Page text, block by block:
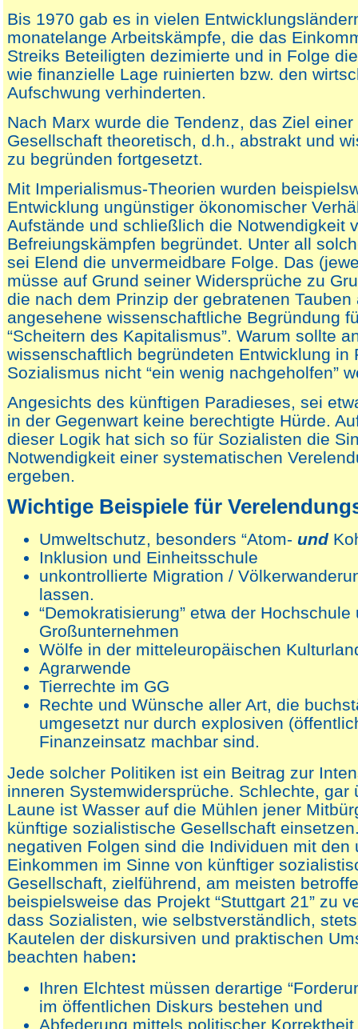
Bis 1970 gab es in vielen
monatelange Arbeitskämpfe, die das
Streiks Beteiligten dezimierte und in Folge
wie finanzielle Lage ruinierten bzw. den
Aufschwung verhinderten.
Nach Marx wurde die Tendenz, das Ziel
Gesellschaft theoretisch, d.h., abstrakt und
zu begründen fortgesetzt.
Mit Imperialismus-Theorien wurden
Entwicklung ungünstiger ökonomischer
Aufstände und schließlich die Notwendigkeit
Befreiungskämpfen begründet. Unter all
sei Elend die unvermeidbare Folge. Das
müsse auf Grund seiner Widersprüche zu
die nach dem Prinzip der gebratenen Tauben
angesehene wissenschaftliche Begründung
“Scheitern des Kapitalismus”. Warum sollte
wissenschaftlich begründeten Entwicklung in
Sozialismus nicht “ein wenig nachgeholfen”
Angesichts des künftigen Paradieses, sei
in der Gegenwart keine berechtigte Hürde.
dieser Logik hat sich so für Sozialisten die
Notwendigkeit einer systematischen
ergeben.
Wichtige Beispiele für
Umweltschutz, besonders “Atom- und
Inklusion und Einheitsschule
unkontrollierte Migration /
lassen.
“Demokratisierung” etwa der Hochschule
Großunternehmen
Wölfe in der mitteleuropäischen
Agrarwende
Tierrechte im GG
Rechte und Wünsche aller Art, die
umgesetzt nur durch explosiven
Finanzeinsatz machbar sind.
Jede solcher Politiken ist ein Beitrag zur
inneren Systemwidersprüche. Schlechte, gar
Laune ist Wasser auf die Mühlen jener
künftige sozialistische Gesellschaft
negativen Folgen sind die Individuen mit den
Einkommen im Sinne von künftiger
Gesellschaft, zielführend, am meisten
beispielsweise das Projekt “Stuttgart 21” zu
dass Sozialisten, wie selbstverständlich,
Kautelen der diskursiven und praktischen
beachten haben:
Ihren Elchtest müssen derartige
im öffentlichen Diskurs bestehen und
Abfederung mittels politischer